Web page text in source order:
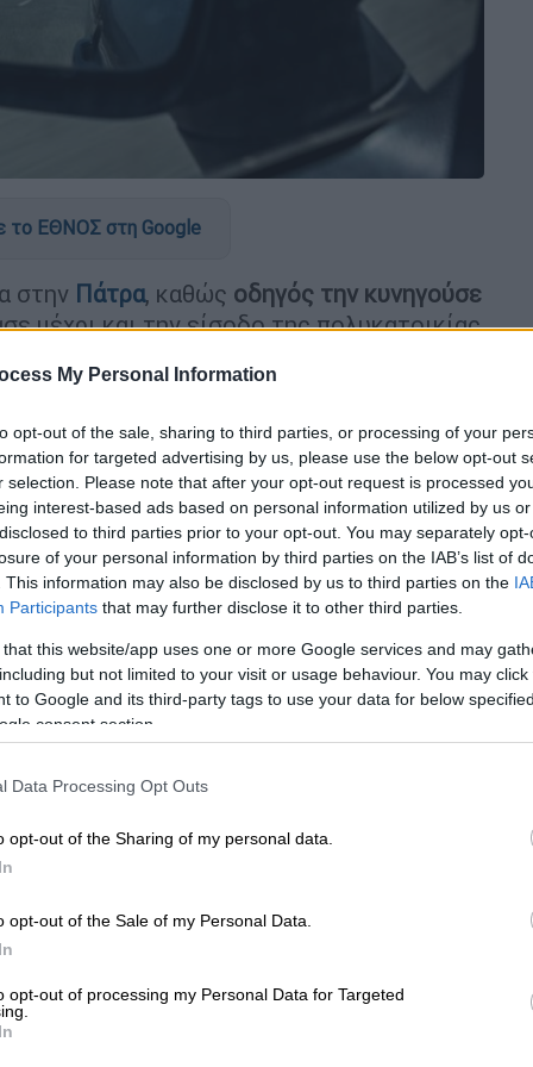
My Personal Information
opt-out of the sale, sharing to third parties, or processing of your
for targeted advertising by us, please use the below opt-out
selection. Please note that after your opt-out request is processed
interest-based ads based on personal information utilized by us
to third parties prior to your opt-out. You may separately
of your personal information by third parties on the IAB’s list of
This information may also be disclosed by us to third parties on the
Participants that may further disclose it to other third parties.
that this website/app uses one or more Google services and may
but not limited to your visit or usage behaviour. You may
to Google and its third-party tags to use your data for below
consent section.
Data Processing Opt Outs
opt-out of the Sharing of my personal data.
opt-out of the Sale of my Personal Data.
opt-out of processing my Personal Data for Targeted
το ΕΘΝΟΣ στη Google
στην Πάτρα, καθώς οδηγός την κυνηγούσε
μέχρι και την είσοδο της πολυκατοικίας
πριν λίγες ημέρες, όταν η κοπέλα
για να κατευθυνθεί προς το σπίτι
του οχήματος έφευγε από το σημείο
πατήσει. Όταν η νεαρή διαμαρτυρήθηκε
«τα έχασε».
τρόμαξε και έτρεξε προς το σπίτι της.
είδε σε ποια πολυκατοικία μπήκε (κοντά
όχημάτου και άρχισε ναφωνάζει,
».